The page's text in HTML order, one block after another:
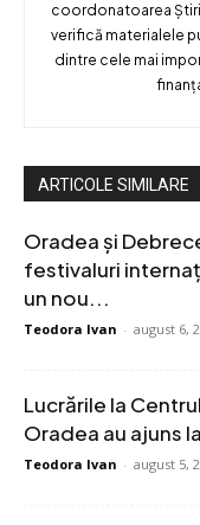
coordonatoarea
verifică materialele
dintre cele mai
ARTICOLE SIMILARE
Oradea și
festivaluri
un nou...
Teodora Ivan - august 6,
Lucrările la
Oradea au ajuns
Teodora Ivan - august 5,